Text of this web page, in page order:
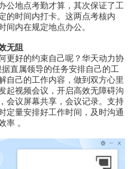
公地点考勤才算，其次保证了工
的时间内打卡。这两点考核内
间内在规定地点办公。
无阻
好的约束自己呢？华天动力协
直属领导的任务安排自己的工
自己的工作内容，做到双方心里
起视频会议，开启高效无障碍沟
会议屏幕共享，会议记录。支持
定量安排好工作时间，及时沟通
率 。